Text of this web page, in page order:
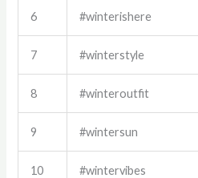
6 #winterishere
7 #winterstyle
8 #winteroutfit
9 #wintersun
10 #wintervibes